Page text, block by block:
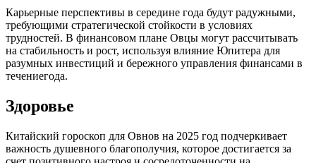
Карьерные перспективы в середине года будут радужными,
требующими стратегической стойкости в условиях
трудностей. В финансовом плане Овцы могут рассчитывать
на стабильность и рост, используя влияние Юпитера для
разумных инвестиций и бережного управления финансами в
течениегода.
Здоровье
Китайский гороскоп для Овнов на 2025 год подчеркивает
важность душевного благополучия, которое достигается за